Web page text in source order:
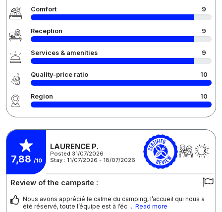
Comfort 9
Reception 9
Services & amenities 9
Quality-price ratio 10
Region 10
7,88 /10
LAURENCE P.
Posted 31/07/2026
Stay : 11/07/2026 - 18/07/2026
Review of the campsite :
Nous avons apprécié le calme du camping, l’accueil qui nous a
été réservé, toute l’équipe est à l’éc ... Read more